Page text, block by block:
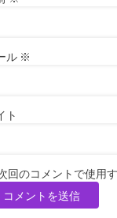
ル ※
ト
回のコメントで使用